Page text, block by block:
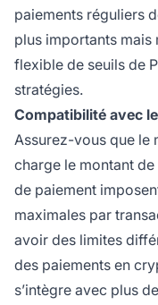
paiements réguliers
plus importants mais
flexible de seuils de
stratégies.
Compatibilité avec
Assurez-vous que le
charge le montant
de paiement
maximales par
avoir des limites
des paiements en
s’intègre avec plus